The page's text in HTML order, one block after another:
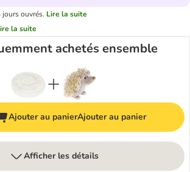
jours ouvrés. Lire la suite
la suite
achetés ensemble
Ajouter au panierAjouter au panier
Afficher les détails